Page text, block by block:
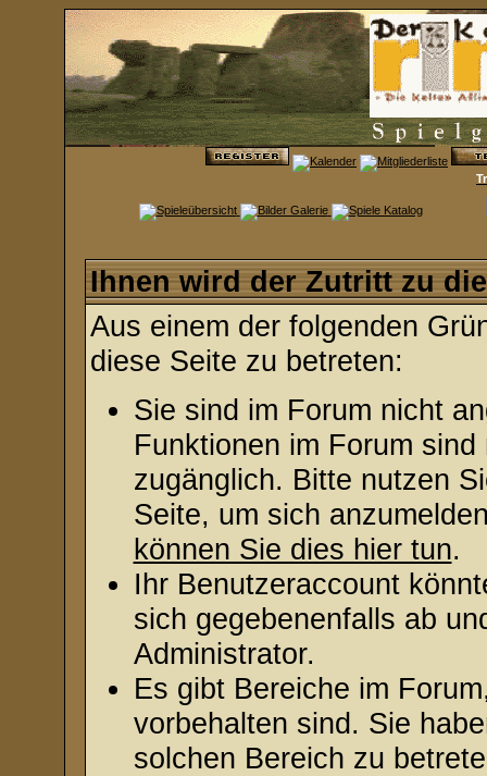
Ihnen wird der Zutritt zu
Aus einem der folgenden
diese Seite zu betreten:
Sie sind im Forum nicht
Funktionen im Forum
zugänglich. Bitte nutzen
Seite, um sich
können Sie dies hier tun.
Ihr Benutzeraccount
sich gegebenenfalls ab
Administrator.
Es gibt Bereiche im
vorbehalten sind. Sie
solchen Bereich zu